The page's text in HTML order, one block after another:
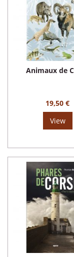
Animaux de
19,50 €
View